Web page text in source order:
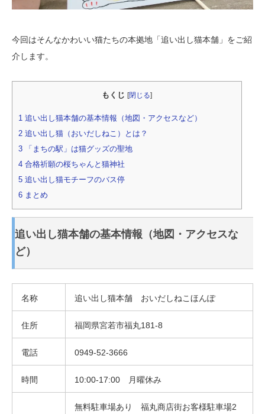
今回はそんなかわいい猫たちの本拠地「追い出し猫本舗」をご紹
介します。
もくじ [閉じる]
1 追い出し猫本舗の基本情報（地図・アクセスなど）
2 追い出し猫（おいだしねこ）とは？
3 「まちの駅」は猫グッズの聖地
4 合格祈願の桜ちゃんと猫神社
5 追い出し猫モチーフのバス停
6 まとめ
追い出し猫本舗の基本情報（地図・アクセスな
ど）
名称 追い出し猫本舗 おいだしねこほんぽ
住所 福岡県宮若市福丸181-8
電話 0949-52-3666
時間 10:00-17:00 月曜休み
無料駐車場あり 福丸商店街お客様駐車場2